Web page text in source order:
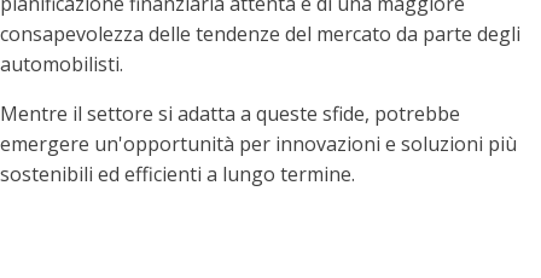
consapevolezza delle tendenze del mercato da parte degli
automobilisti.
Mentre il settore si adatta a queste sfide, potrebbe
emergere un'opportunità per innovazioni e soluzioni più
sostenibili ed efficienti a lungo termine.